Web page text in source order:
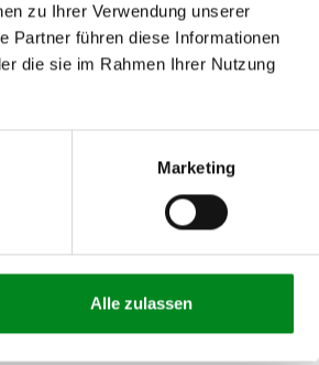
zu Ihrer Verwendung unserer
Partner führen diese Informationen
die sie im Rahmen Ihrer Nutzung
Marketing
Alle zulassen
55 75
75
55 75 1248